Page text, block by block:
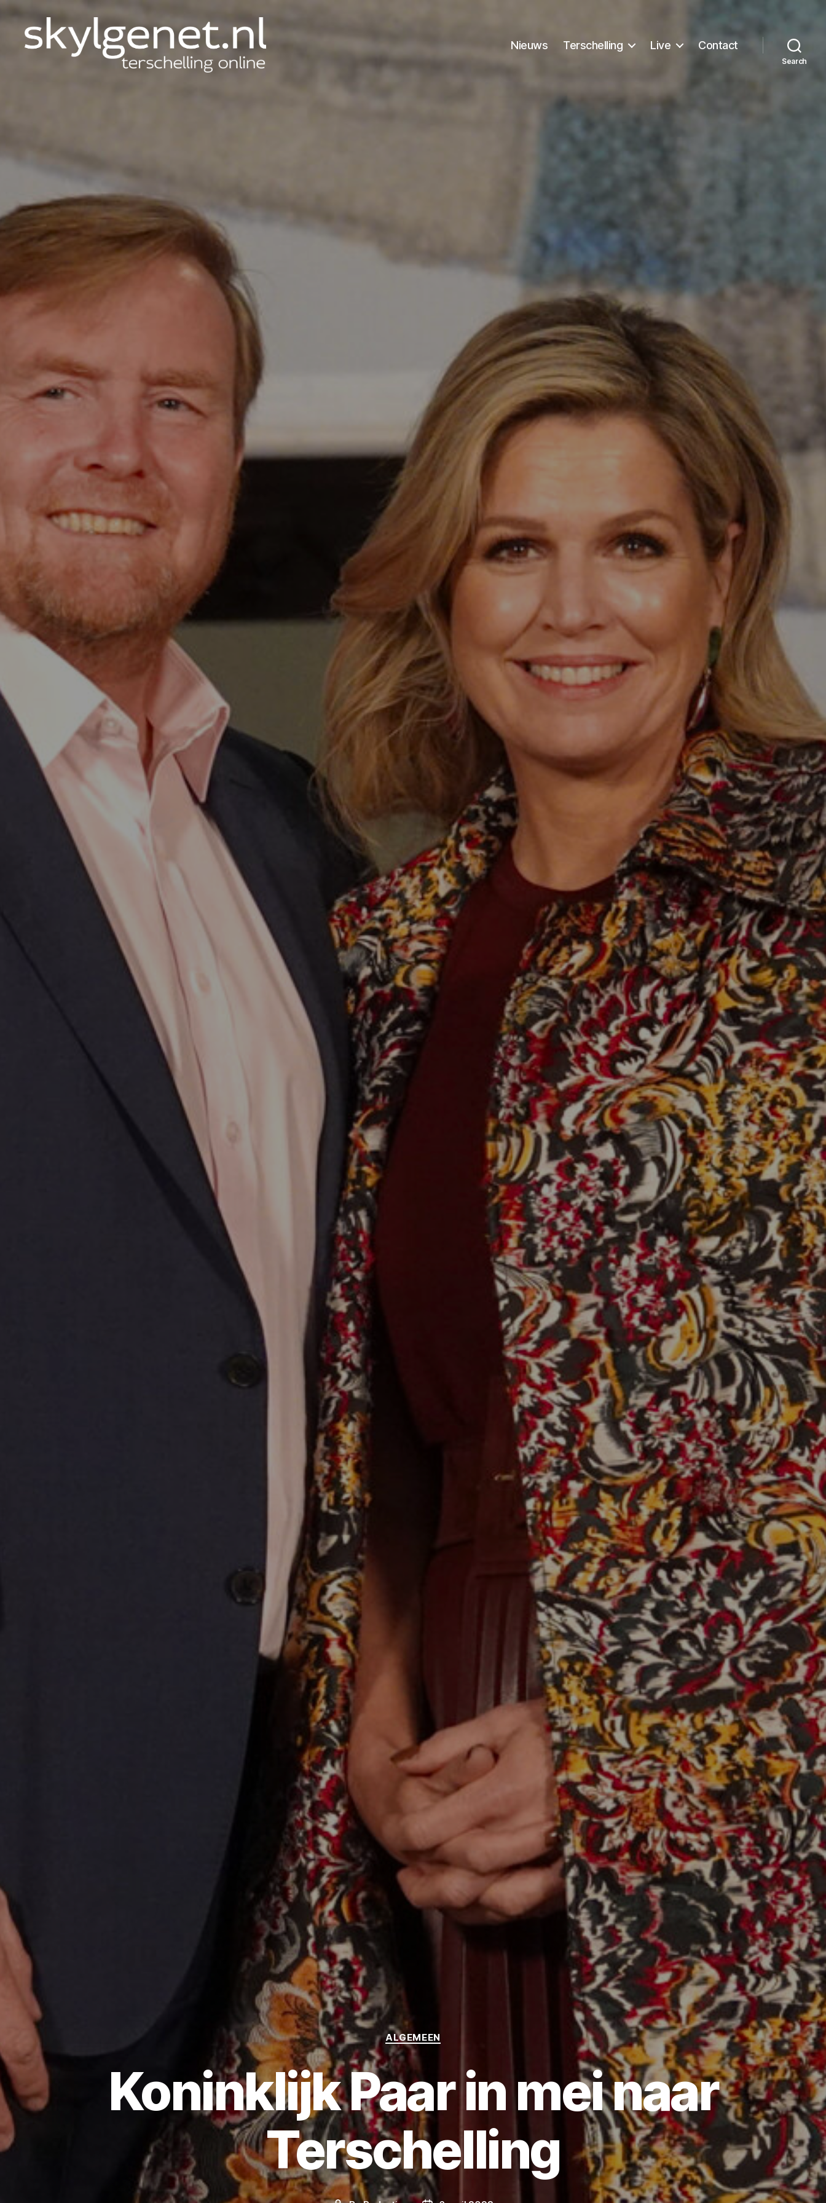
Nieuws Terschelling Live Contact
Search
Categories
ALGEMEEN
Koninklijk Paar in mei naar
Terschelling